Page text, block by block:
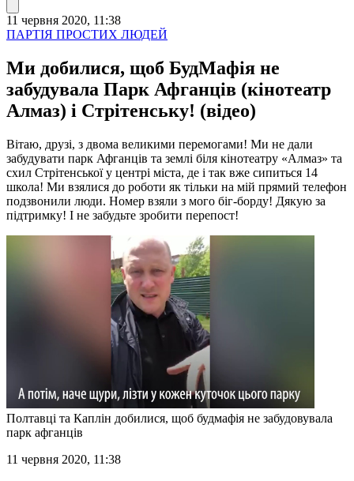
11 червня 2020, 11:38
ПАРТІЯ ПРОСТИХ ЛЮДЕЙ
Ми добилися, щоб БудМафія не
забудувала Парк Афганців (кінотеатр
Алмаз) і Стрітенську! (відео)
Вітаю, друзі, з двома великими перемогами! Ми не дали
забудувати парк Афганців та землі біля кінотеатру «Алмаз» та
схил Стрітенської у центрі міста, де і так вже сипиться 14
школа! Ми взялися до роботи як тільки на мій прямий телефон
подзвонили люди. Номер взяли з мого біг-борду! Дякую за
підтримку! І не забудьте зробити перепост!
Полтавці та Каплін добилися, щоб будмафія не забудовувала
парк афганців
11 червня 2020, 11:38